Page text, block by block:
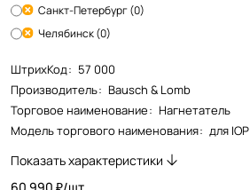
Санкт-Петербург (0)
Челябинск (0)
ШтрихКод: 57 000
Производитель: Bausch & Lomb
Торговое наименование: Нагнетатель
Модель торгового наименования: для IOP
Показать характеристики